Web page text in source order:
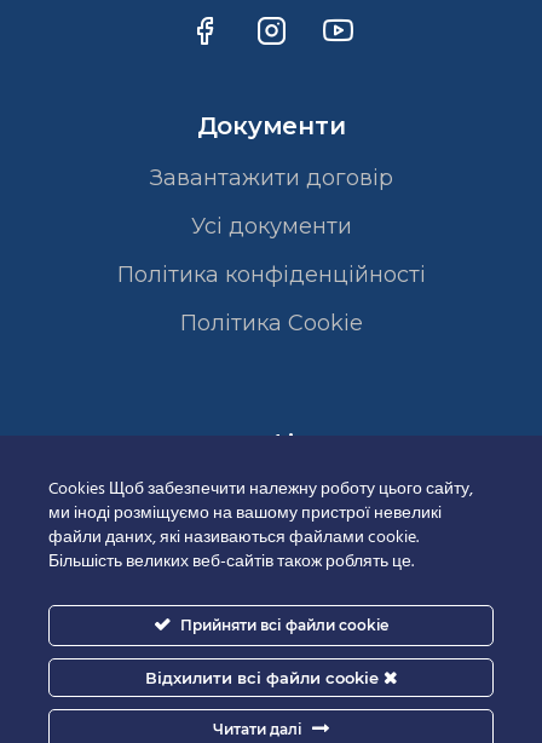
Документи
Завантажити договір
Усі документи
Політика конфіденційності
Полiтика Cookie
Сертифікати
Cookies Щоб забезпечити належну роботу цього сайту,
ми іноді розміщуємо на вашому пристрої невеликі
файли даних, які називаються файлами cookie.
Більшість великих веб-сайтів також роблять це.
Прийняти всі файли cookie
Відхилити всі файли cookie
Читати далі